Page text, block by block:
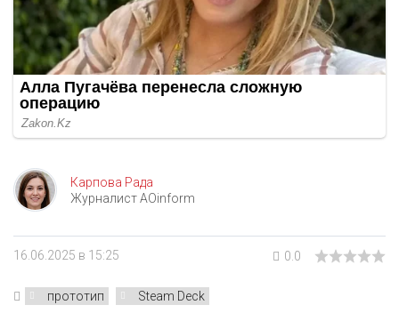
Карпова Рада
Журналист AOinform
16.06.2025 в 15:25 0.0
прототип Steam Deck